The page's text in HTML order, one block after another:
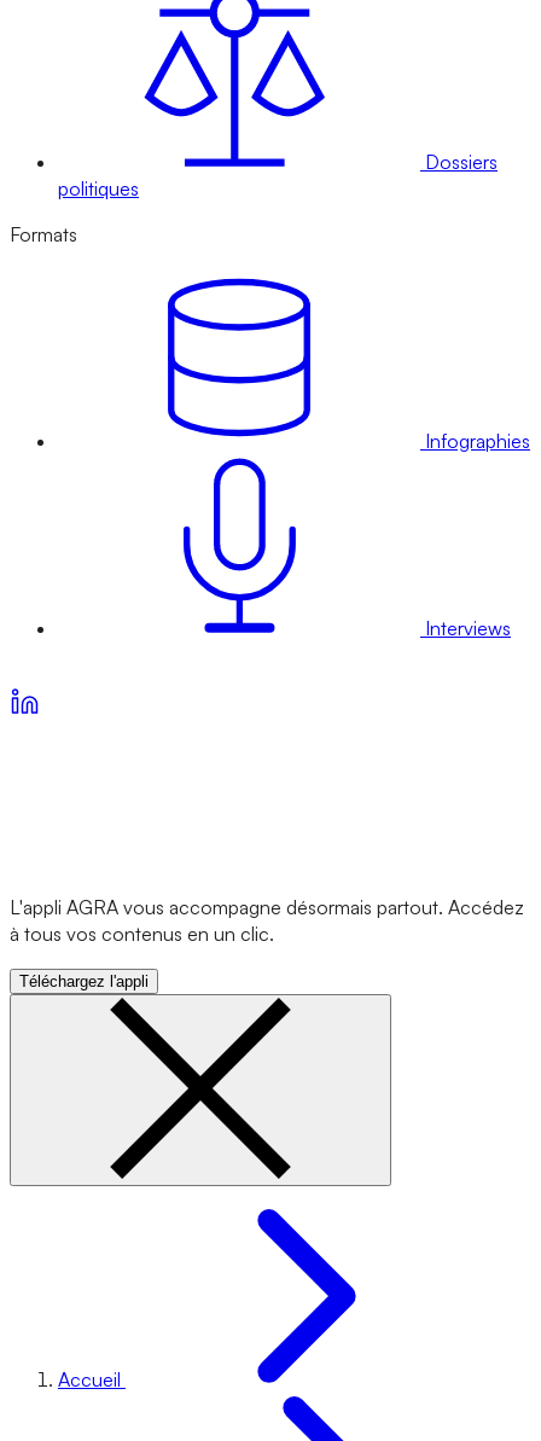
Dossiers
politiques
Formats
Infographies
Interviews
L'appli AGRA vous accompagne désormais partout. Accédez
à tous vos contenus en un clic.
Téléchargez l'appli
Accueil